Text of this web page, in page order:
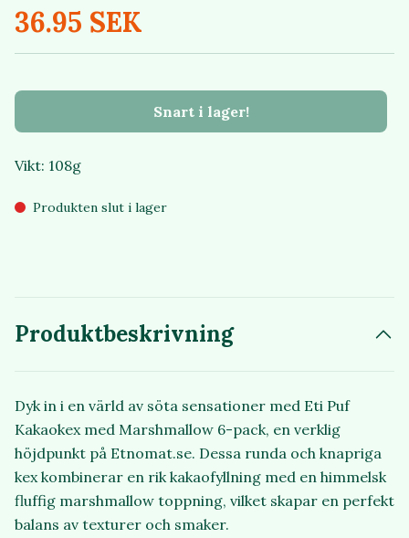
36.95 SEK
Snart i lager!
Vikt: 108g
Produkten slut i lager
Produktbeskrivning
Dyk in i en värld av söta sensationer med Eti Puf
Kakaokex med Marshmallow 6-pack, en verklig
höjdpunkt på Etnomat.se. Dessa runda och knapriga
kex kombinerar en rik kakaofyllning med en himmelsk
fluffig marshmallow toppning, vilket skapar en perfekt
balans av texturer och smaker.